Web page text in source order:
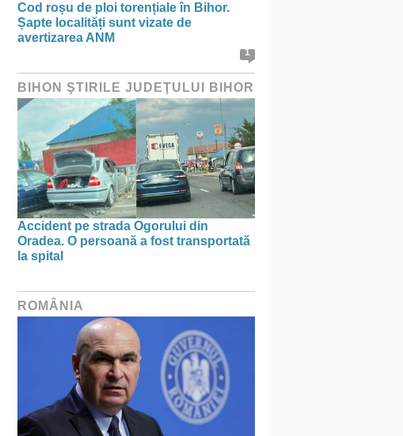
Cod roșu de ploi torențiale în Bihor.
Șapte localități sunt vizate de
avertizarea ANM
1
BIHON ŞTIRILE JUDEŢULUI BIHOR
Accident pe strada Ogorului din
Oradea. O persoană a fost transportată
la spital
ROMÂNIA